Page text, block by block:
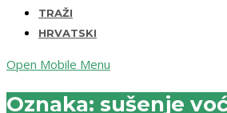
TRAŽI
HRVATSKI
Open Mobile Menu
Oznaka: sušenje